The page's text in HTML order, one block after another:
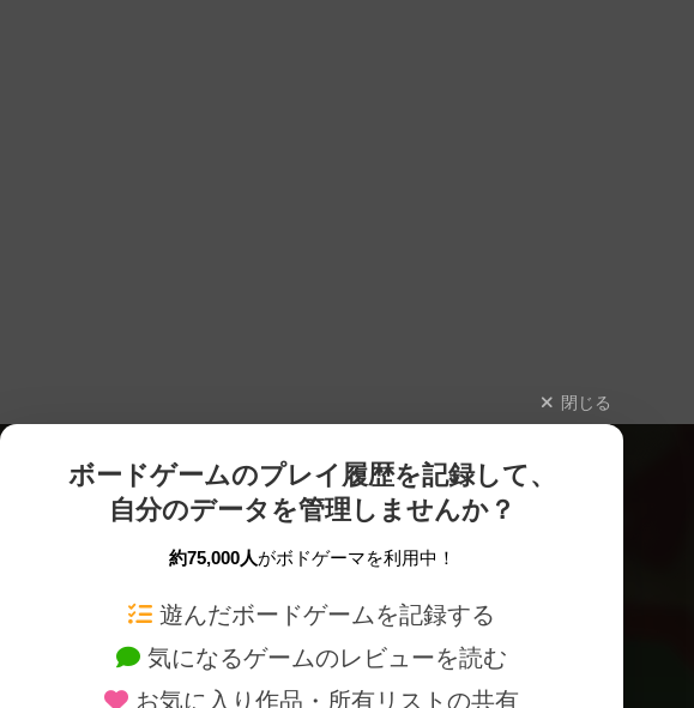
閉じる
ボードゲームのプレイ履歴を記録して、
自分のデータを管理しませんか？
約75,000人がボドゲーマを利用中！
遊んだボードゲームを記録する
気になるゲームのレビューを読む
お気に入り作品・所有リストの共有
ボードゲームを検索する 新作・再入荷情報